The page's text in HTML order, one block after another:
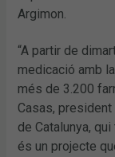
Argimon.
“A partir de
medicació amb
més de 3.200
Casas,
de Catalunya, qui
és un projecte